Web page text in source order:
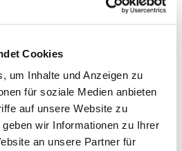
Cookies
um Inhalte und Anzeigen zu
für soziale Medien anbieten
auf unsere Website zu
wir Informationen zu Ihrer
an unsere Partner für